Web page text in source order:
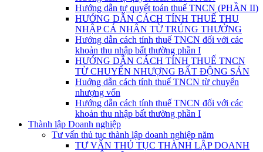
Hướng dẫn tự quyết toán thuế TNCN (PHẦN II)
HƯỚNG DẪN CÁCH TÍNH THUẾ THU
NHẬP CÁ NHÂN TỪ TRÚNG THƯỞNG
Hướng dẫn cách tính thuế TNCN đối với các
khoản thu nhập bất thường phần I
HƯỚNG DẪN CÁCH TÍNH THUẾ TNCN
TỪ CHUYỂN NHƯỢNG BẤT ĐỘNG SẢN
Huớng dẫn cách tính thuế TNCN từ chuyển
nhượng vốn
Hướng dẫn cách tính thuế TNCN đối với các
khoản thu nhập bất thường phần I
Thành lập Doanh nghiệp
Tư vấn thủ tục thành lập doanh nghiệp năm
TƯ VẤN THỦ TỤC THÀNH LẬP DOANH